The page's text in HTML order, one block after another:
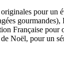
pour un
Française
Noël, pour un